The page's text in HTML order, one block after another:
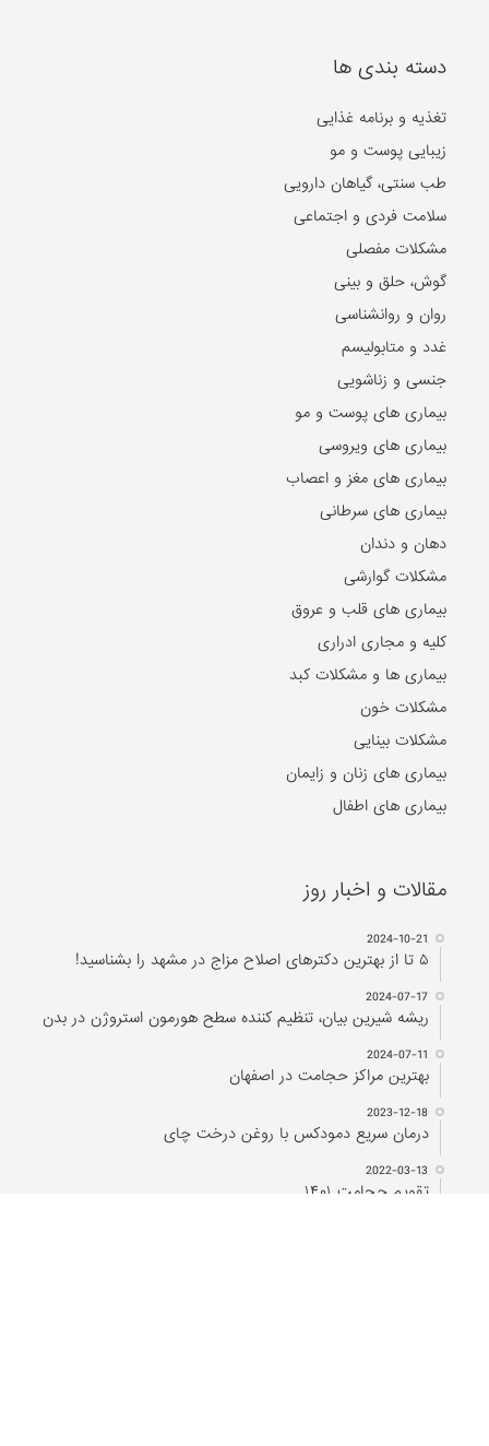
دسته بندی ها
تغذیه و برنامه غذایی
زیبایی پوست و مو
طب سنتی، گیاهان دارویی
سلامت فردی و اجتماعی
مشکلات مفصلی
گوش، حلق و بینی
روان و روانشناسی
غدد و متابولیسم
جنسی و زناشویی
بیماری های پوست و مو
بیماری های ویروسی
بیماری های مغز و اعصاب
بیماری های سرطانی
دهان و دندان
مشکلات گوارشی
بیماری های قلب و عروق
کلیه و مجاری ادراری
بیماری ها و مشکلات کبد
مشکلات خون
مشکلات بینایی
بیماری های زنان و زایمان
بیماری های اطفال
مقالات و اخبار روز
2024-10-21
۵ تا از بهترین دکتر‌های اصلاح مزاج در مشهد را بشناسید!
2024-07-17
ریشه شیرین بیان، تنظیم کننده سطح هورمون استروژن در بدن
2024-07-11
بهترین مراکز حجامت در اصفهان
2023-12-18
درمان سریع دمودکس با روغن درخت چای
2022-03-13
تقویم حجامت ۱۴۰۱